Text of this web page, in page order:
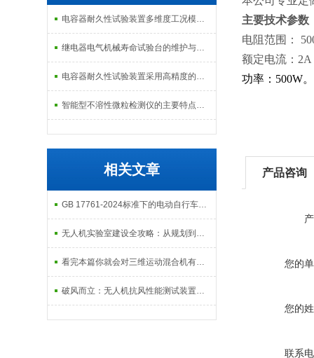
电容器耐久性试验装置多维度工况模拟子系统分享
继电器电气机械寿命试验台的维护与校准方式
电容器耐久性试验装置采用高精度的温度控制系统
智能型不溶性微粒检测仪的主要特点及基本工作流程介绍
相关文章
GB 17761-2024标准下的电动自行车检测设备介绍
无人机实验室建设全攻略：从规划到落地的专业指南
看完本篇你就会对三维运动混合机有更多了解
破风而立：无人机抗风性能测试装置——中国低空经济的安全基石
主要技术参数
电阻范围：
额定电流：
功率：500W。
产品咨询
您的
您的
联系